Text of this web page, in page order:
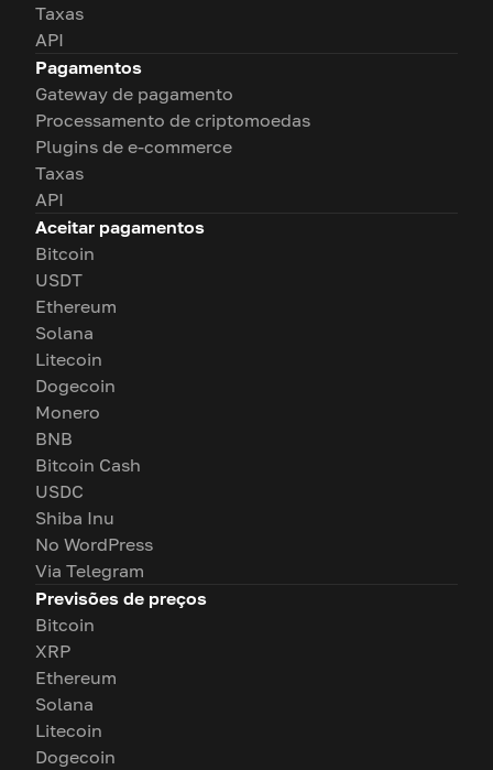
Taxas
API
Pagamentos
Gateway de pagamento
Processamento de criptomoedas
Plugins de e-commerce
Taxas
API
Aceitar pagamentos
Bitcoin
USDT
Ethereum
Solana
Litecoin
Dogecoin
Monero
BNB
Bitcoin Cash
USDC
Shiba Inu
No WordPress
Via Telegram
Previsões de preços
Bitcoin
XRP
Ethereum
Solana
Litecoin
Dogecoin